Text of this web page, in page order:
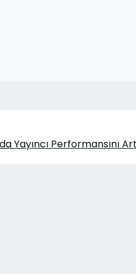
Yayıncı Performansını